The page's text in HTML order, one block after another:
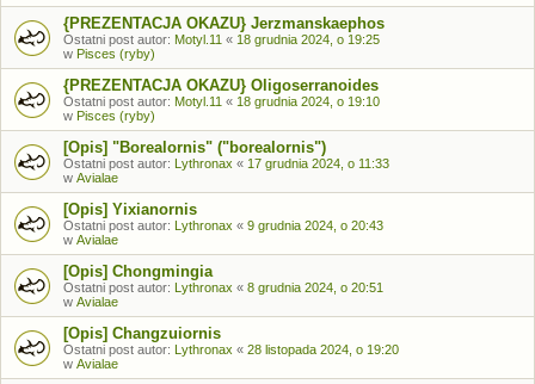
{PREZENTACJA OKAZU} Jerzmanskaephos
Ostatni post autor: Motyl.11 « 18 grudnia 2024, o 19:25
w Pisces (ryby)
{PREZENTACJA OKAZU} Oligoserranoides
Ostatni post autor: Motyl.11 « 18 grudnia 2024, o 19:10
w Pisces (ryby)
[Opis] "Borealornis" ("borealornis")
Ostatni post autor: Lythronax « 17 grudnia 2024, o 11:33
w Avialae
[Opis] Yixianornis
Ostatni post autor: Lythronax « 9 grudnia 2024, o 20:43
w Avialae
[Opis] Chongmingia
Ostatni post autor: Lythronax « 8 grudnia 2024, o 20:51
w Avialae
[Opis] Changzuiornis
Ostatni post autor: Lythronax « 28 listopada 2024, o 19:20
w Avialae